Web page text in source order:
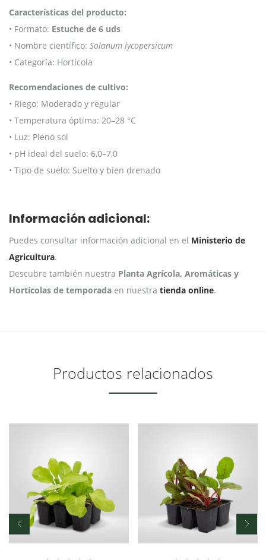
Características del producto:
• Formato: Estuche de 6 uds
• Nombre científico: Solanum lycopersicum
• Categoría: Hortícola
Recomendaciones de cultivo:
• Riego: Moderado y regular
• Temperatura óptima: 20–28 °C
• Luz: Pleno sol
• pH ideal del suelo: 6,0–7,0
• Tipo de suelo: Suelto y bien drenado
Información adicional:
Puedes consultar información adicional en el Ministerio de
Agricultura.
Descubre también nuestra Planta Agrícola, Aromáticas y
Hortícolas de temporada en nuestra tienda online.
Productos relacionados